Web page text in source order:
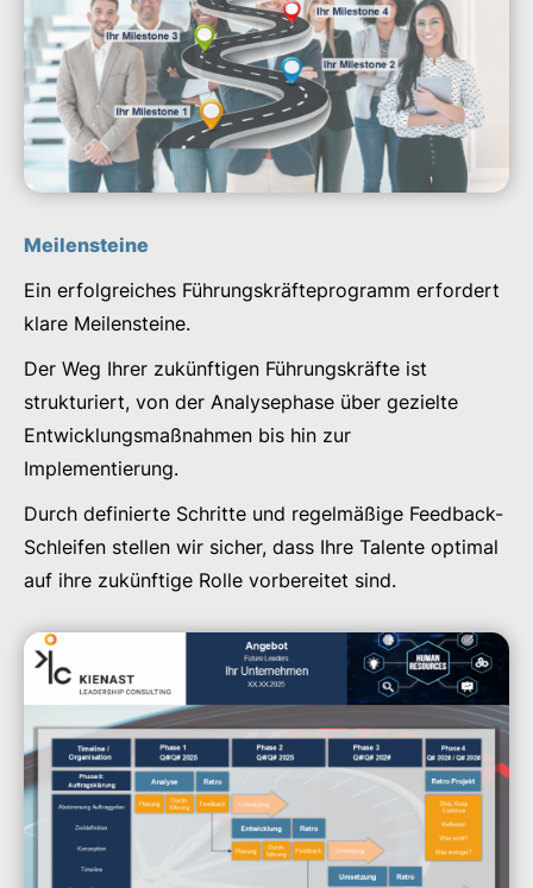
Meilensteine
Ein erfolgreiches Führungskräfteprogramm erfordert
klare Meilensteine.
Der Weg Ihrer zukünftigen Führungskräfte ist
strukturiert, von der Analysephase über gezielte
Entwicklungsmaßnahmen bis hin zur
Implementierung.
Durch definierte Schritte und regelmäßige Feedback-
Schleifen stellen wir sicher, dass Ihre Talente optimal
auf ihre zukünftige Rolle vorbereitet sind.